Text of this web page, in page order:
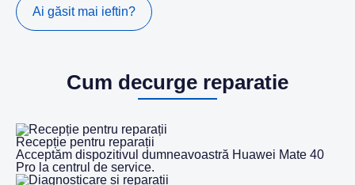
Ai găsit mai ieftin?
Cum decurge reparatie
Recepție pentru reparații
Acceptăm dispozitivul dumneavoastră Huawei Mate 40
Pro la centrul de service.